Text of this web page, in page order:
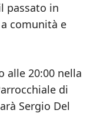
passato in
comunità e
alle 20:00 nella
di
Sergio Del